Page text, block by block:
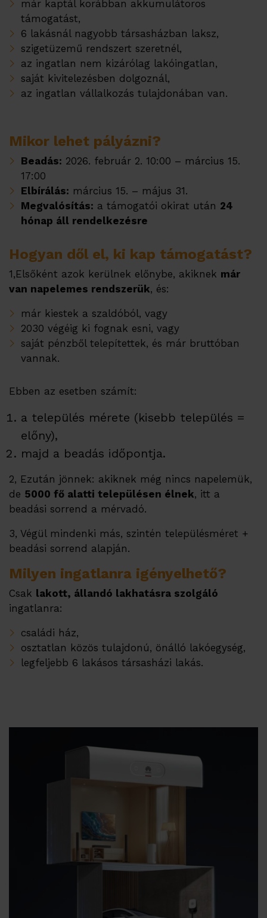
már kaptál korábban akkumulátoros
támogatást,
6 lakásnál nagyobb társasházban laksz,
szigetüzemű rendszert szeretnél,
az ingatlan nem kizárólag lakóingatlan,
saját kivitelezésben dolgoznál,
az ingatlan vállalkozás tulajdonában van.
Mikor lehet pályázni?
Beadás: 2026. február 2. 10:00 – március 15.
17:00
Elbírálás: március 15. – május 31.
Megvalósítás: a támogatói okirat után 24
hónap áll rendelkezésre
Hogyan dől el, ki kap támogatást?
1,Elsőként azok kerülnek előnybe, akiknek már
van napelemes rendszerük, és:
már kiestek a szaldóból, vagy
2030 végéig ki fognak esni, vagy
saját pénzből telepítettek, és már bruttóban
vannak.
Ebben az esetben számít:
a település mérete (kisebb település =
előny),
majd a beadás időpontja.
2, Ezután jönnek: akiknek még nincs napelemük,
de 5000 fő alatti településen élnek, itt a
beadási sorrend a mérvadó.
3, Végül mindenki más, szintén településméret +
beadási sorrend alapján.
Milyen ingatlanra igényelhető?
Csak lakott, állandó lakhatásra szolgáló
ingatlanra:
családi ház,
osztatlan közös tulajdonú, önálló lakóegység,
legfeljebb 6 lakásos társasházi lakás.